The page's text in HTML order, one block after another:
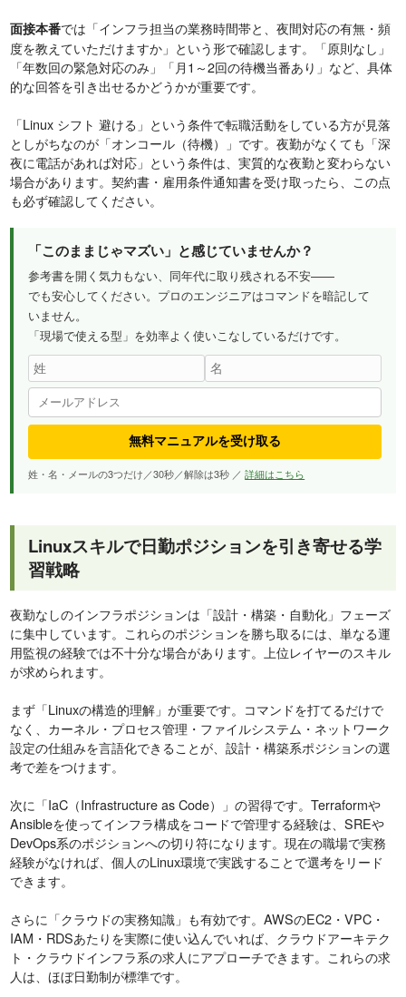
面接本番では「インフラ担当の業務時間帯と、夜間対応の有無・頻
度を教えていただけますか」という形で確認します。「原則なし」
「年数回の緊急対応のみ」「月1～2回の待機当番あり」など、具体
的な回答を引き出せるかどうかが重要です。
「Linux シフト 避ける」という条件で転職活動をしている方が見落
としがちなのが「オンコール（待機）」です。夜勤がなくても「深
夜に電話があれば対応」という条件は、実質的な夜勤と変わらない
場合があります。契約書・雇用条件通知書を受け取ったら、この点
も必ず確認してください。
「このままじゃマズい」と感じていませんか？
参考書を開く気力もない、同年代に取り残される不安——
でも安心してください。プロのエンジニアはコマンドを暗記して
いません。
「現場で使える型」を効率よく使いこなしているだけです。
無料マニュアルを受け取る
姓・名・メールの3つだけ／30秒／解除は3秒 ／詳細はこちら
Linuxスキルで日勤ポジションを引き寄せる学
習戦略
夜勤なしのインフラポジションは「設計・構築・自動化」フェーズ
に集中しています。これらのポジションを勝ち取るには、単なる運
用監視の経験では不十分な場合があります。上位レイヤーのスキル
が求められます。
まず「Linuxの構造的理解」が重要です。コマンドを打てるだけで
なく、カーネル・プロセス管理・ファイルシステム・ネットワーク
設定の仕組みを言語化できることが、設計・構築系ポジションの選
考で差をつけます。
次に「IaC（Infrastructure as Code）」の習得です。Terraformや
Ansibleを使ってインフラ構成をコードで管理する経験は、SREや
DevOps系のポジションへの切り符になります。現在の職場で実務
経験がなければ、個人のLinux環境で実践することで選考をリード
できます。
さらに「クラウドの実務知識」も有効です。AWSのEC2・VPC・
IAM・RDSあたりを実際に使い込んでいれば、クラウドアーキテク
ト・クラウドインフラ系の求人にアプローチできます。これらの求
人は、ほぼ日勤制が標準です。